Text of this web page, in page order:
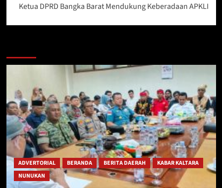
Ketua DPRD Bangka Barat Mendukung Keberadaan APKLI
ADVERTORIAL BERANDA BERITA DAERAH
KABAR KALTARA
NUNUKAN